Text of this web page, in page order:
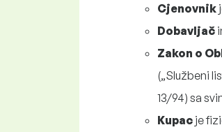
Cjenovnik
Dobavljač
Zakon o
(„Službeni
13/94) sa
Kupac je